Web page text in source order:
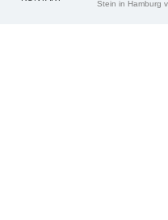
Stein in Hamburg